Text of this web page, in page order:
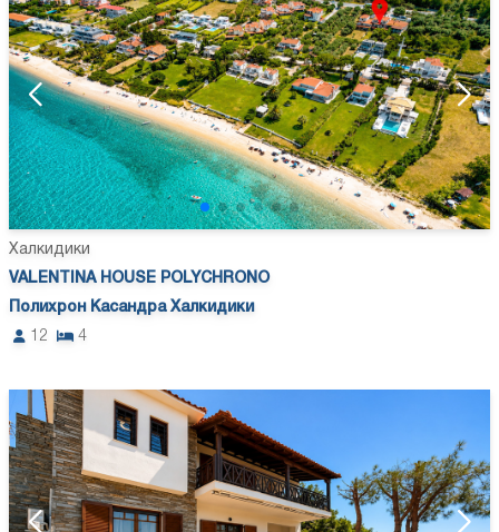
Халкидики
VALENTINA HOUSE POLYCHRONO
Полихрон Касандра Халкидики
12
4